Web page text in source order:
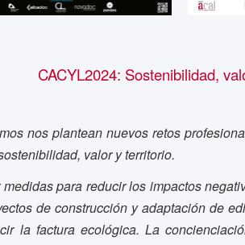
CACYL2024: Sostenibilidad,
nos plantean nuevos retos
valor y territorio.
para reducir los impactos
de construcción y adaptación de
la factura ecológica. La